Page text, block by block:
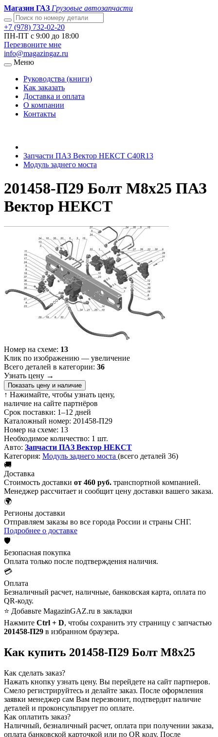
Магазин ГАЗ Грузовые автозапчасти
+7 (978) 732-02-20
ПН-ПТ с 9:00 до 18:00
Перезвоните мне
info@magazingaz.ru
Меню
Руководства (книги)
Как заказать
Доставка и оплата
О компании
Контакты
Запчасти ПАЗ Вектор НЕКСТ С40R13
Модуль заднего моста
201458-П29 Болт М8х25 ПАЗ
Вектор НЕКСТ
Номер на схеме: 13
Клик по изображению — увеличение
Всего деталей в категории: 36
Узнать цену →
Показать цену и наличие
↑ Нажимайте, чтобы узнать цену,
наличие на сайте партнёров
Срок поставки: 1–12 дней
Каталожный номер: 201458-П29
Номер на схеме: 13
Необходимое количество: 1 шт.
Авто: Запчасти ПАЗ Вектор НЕКСТ
Категория: Модуль заднего моста (всего деталей 36)
🚚
Доставка
Стоимость доставки от 460 руб. транспортной компанией.
Менеджер рассчитает и сообщит цену доставки вашего заказа.
🌍
Регионы доставки
Отправляем заказы во все города России и страны СНГ.
Подробнее о доставке
🛡️
Безопасная покупка
Оплата только после подтверждения наличия.
💳
Оплата
Безналичный расчет, наличные, банковская карта, оплата по
QR-коду.
⭐ Добавьте MagazinGAZ.ru в закладки
Нажмите Ctrl + D, чтобы сохранить эту страницу с запчастью
201458-П29 в избранном браузера.
Как купить 201458-П29 Болт М8х25
Как сделать заказ?
Нажать кнопку узнать цену. Вы перейдете на сайт партнеров.
Смело регистрируйтесь и делайте заказ. После оформления
заявки менеджер сам Вам перезвонит, подтвердит наличие
деталей и проконсультирует по оплате.
Как оплатить заказ?
Наличный, безналичный расчет, оплата при получении заказа,
оплата банковской карточкой или по QR коду. После